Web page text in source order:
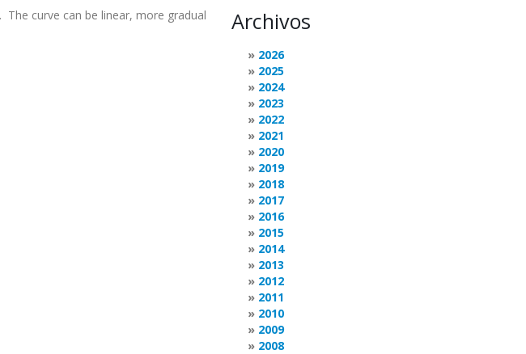
curve can be linear, more gradual
Archivos
2026
2025
2024
2023
2022
2021
2020
2019
2018
2017
2016
2015
2014
2013
2012
2011
2010
2009
2008